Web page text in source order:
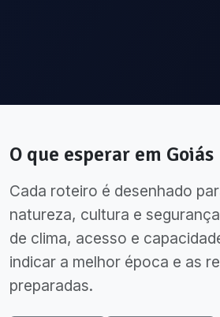
O que esperar em Goiás
Cada roteiro é desenhado
natureza, cultura e
de clima, acesso e
indicar a melhor época e as
preparadas.